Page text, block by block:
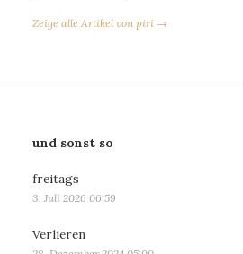
Zeige alle Artikel von piri →
und sonst so
freitags
3. Juli 2026 06:59
Verlieren